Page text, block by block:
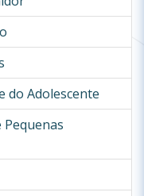
do Adolescente